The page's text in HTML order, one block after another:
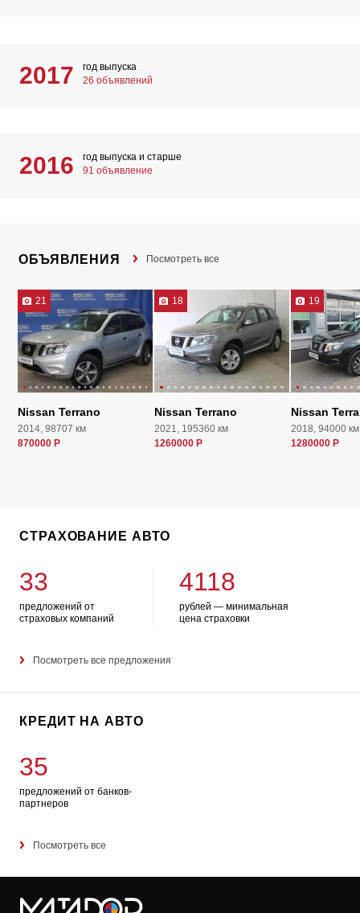
2017
год выпуска
26 объявлений
2016
год выпуска и старше
91 объявление
ОБЪЯВЛЕНИЯ Посмотреть все
21
Nissan Terrano
2014, 98707 км
870000 Р
18
Nissan Terrano
2021, 195360 км
1260000 Р
19
Nissan
2018, 94000 км
1280000 Р
СТРАХОВАНИЕ АВТО
33
предложений от
страховых компаний
4118
рублей — минимальная
цена страховки
Посмотреть все предложения
КРЕДИТ НА АВТО
35
предложений от банков-
партнеров
Посмотреть все